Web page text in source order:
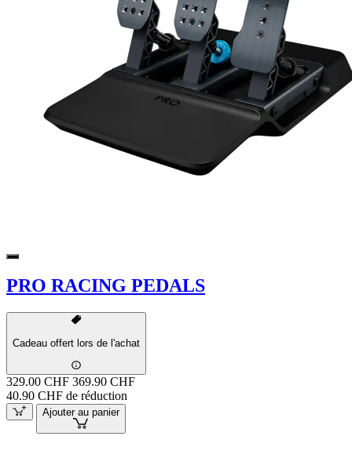
PRO RACING PEDALS
Cadeau offert lors de l'achat
329.00 CHF 369.90 CHF
40.90 CHF de réduction
Ajouter au panier